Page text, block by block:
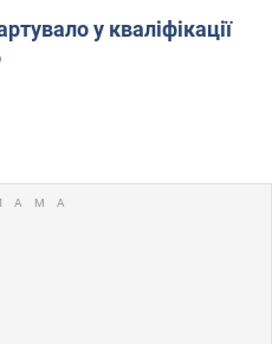
у кваліфікації